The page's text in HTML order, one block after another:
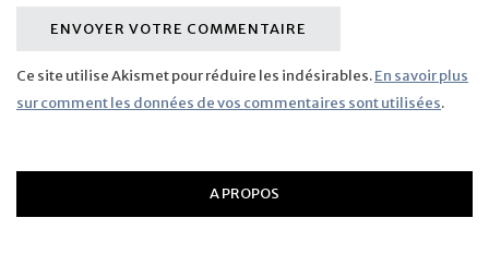
Ce site utilise Akismet pour réduire les indésirables.En savoir plus
sur comment les données de vos commentaires sont utilisées.
A PROPOS